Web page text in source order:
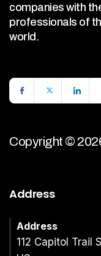
companies with
professionals of
world.
Copyright ©
Address
Address
112 Capitol Trail